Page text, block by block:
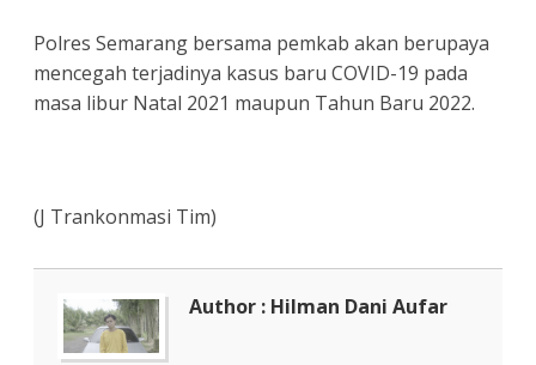
Polres Semarang bersama pemkab akan berupaya
mencegah terjadinya kasus baru COVID-19 pada
masa libur Natal 2021 maupun Tahun Baru 2022.
(J Trankonmasi Tim)
Author : Hilman Dani Aufar